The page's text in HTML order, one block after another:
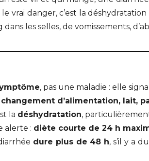
le vrai danger, c’est la
les selles, de vomissements,
, pas une maladie : elle
changement d’alimentation, lait,
la déshydratation,
alerte : diète courte de 24 h
dure plus de 48 h, s’il y a du